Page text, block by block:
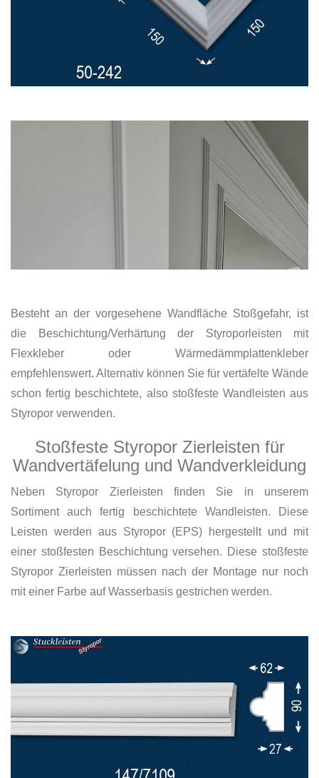
Besteht an der vorgesehene Wandfläche Stoßgefahr, ist
die Beschichtung/Verhärtung der Styroporleisten mit
Flexkleber oder Wärmedämmplattenkleber
empfehlenswert. Alternativ können Sie für vertäfelte Wände
schon fertig beschichtete, also stoßfeste Wandleisten aus
Styropor verwenden.
Stoßfeste Styropor Zierleisten für
Wandvertäfelung und Wandverkleidung
Neben Styropor Zierleisten finden Sie in unserem
Sortiment auch fertig beschichtete Wandleisten. Diese
Leisten werden aus Styropor (EPS) hergestellt und mit
einer stoßfesten Beschichtung versehen. Diese stoßfeste
Styropor Zierleisten müssen nach der Montage nur noch
mit einer Farbe auf Wasserbasis gestrichen werden.